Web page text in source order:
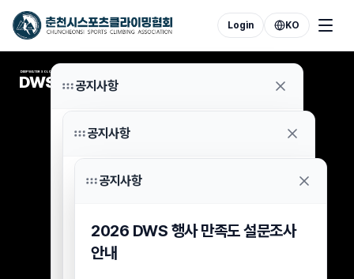
Login KO
공지사항
2026 DWS 7월 8일 우천 취소
참가자 환불 신청 안내
2026년 7월 8일 우천으로 취소된 DWS 행사
참가자 중 아직 참가비 환불을 신청하지 않으신
공지사항
2026 DWS 행사 분실물 보관 및
[2026 DWS 행사 분실물 보관 및 수령 안내]
안녕하세요.
공지사항
2026 DWS 행사 만족도 설문조사
안내
DEEP WATER SOLOING
DWS